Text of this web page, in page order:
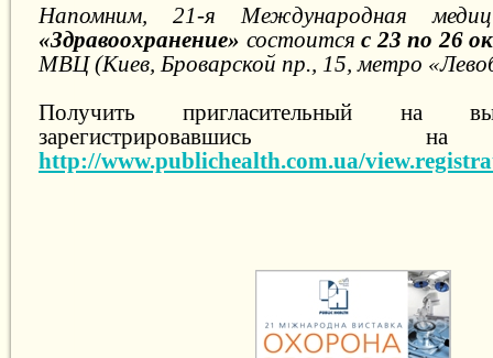
Напомним, 21-я Международная
«Здравоохранение» состоитсяс 23 по 26
МВЦ (Киев, Броварской пр., 15, метро
Получить пригласительный на
зарегистрировавшись
http://www.publichealth.com.ua/